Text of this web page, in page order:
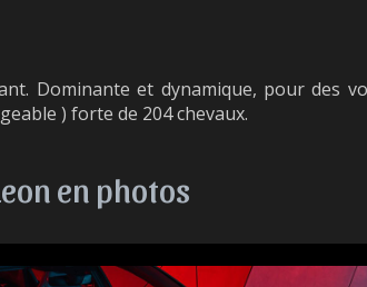
Dominante et dynamique, pour des
) forte de 204 chevaux.
en photos